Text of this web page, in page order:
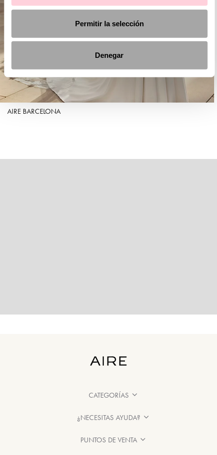
Permitir la selección
Denegar
AIRE BARCELONA
CATEGORÍAS
¿NECESITAS AYUDA?
PUNTOS DE VENTA